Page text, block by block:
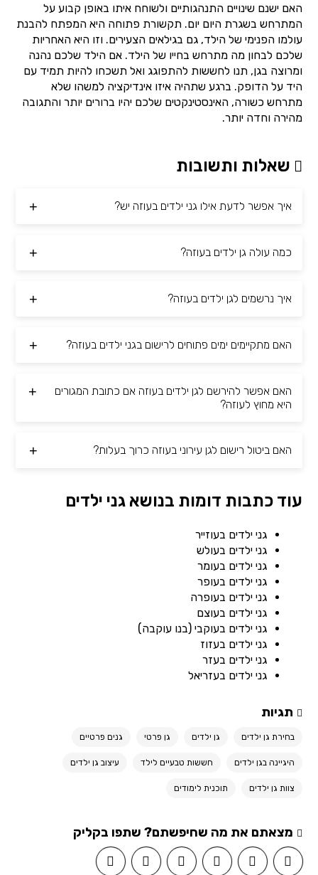
האם ישנם שינויים התנהגותיים ולשוחח איתו באופן קבוע על
המתרחש בשגרת היום יום. תקשורת פתוחה היא המפתח להבנת
עולמו הפנימי של הילד, גם בגילאים הצעירים. וזו היא האחריות
שלכם לבחון מה מתרחש בחייו של הילד. אם הילד שלכם נהנה
ומרוצה בגן, תנו לחששות להתפוגג ואל תשכחו להיות תמיד עם
היד על הדופק. ברגע שתהיה איזו אינדיקציה למשהו שלא
מתרחש כשורה, האינסטינקטים שלכם יהיו ברורים יותר והתגובה
מהירה וחדה יותר.
שאלות ותשובות
איך אפשר לדעת אילו גני ילדים בעוזה יש?
כמה עולה גן ילדים בעוזה?
איך נרשמים לגן ילדים בעוזה?
האם מתקיימים ימים פתוחים לרישום בגני ילדים בעוזה?
האם אפשר להירשם לגן ילדים בעוזה אם כתובת המגורים
היא מחוץ לעוזה?
האם ביטול רישום לגן עירוני בעוזה כרוך בעלות?
עוד כתבות דומות בנושא גני ילדים
גני ילדים בעוזייר
גני ילדים בעולש
גני ילדים בעומר
גני ילדים בעופר
גני ילדים בעופרה
גני ילדים בעוצם
גני ילדים בעוקבי (בנו עוקבה)
גני ילדים בעזוז
גני ילדים בעזר
גני ילדים בעזריאל
תגיות
בחירת גן ילדים גן ילדים גן פרטי גנים פרטיים
היגיינה בגן ילדים חששות טבעיים לילד עיצוב גן ילדים
צוות גן ילדים תוכנית לימודים
מצאתם את מה שחיפשתם? שתפו בקליק